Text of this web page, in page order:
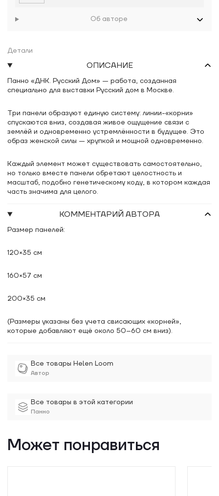
Все товары Helen Loom
Автор
Все товары в этой категории
Панно
Об авторе
Детали
ОПИСАНИЕ
Панно «ДНК. Русский Дом» — работа, созданная
специально для выставки Русский дом в Москве.
Три панели образуют единую систему: линии-«корни»
спускаются вниз, создавая живое ощущение связи с
землёй и одновременно устремлённости в будущее. Это
образ женской силы — хрупкой и мощной одновременно.
Каждый элемент может существовать самостоятельно,
но только вместе панели обретают целостность и
масштаб, подобно генетическому коду, в котором каждая
часть значима для целого.
КОММЕНТАРИЙ АВТОРА
Размер панелей:
120×35 см
160×57 см
200×35 см
(Размеры указаны без учета свисающих «корней»,
которые добавляют ещё около 50–60 см вниз).
Может понравиться